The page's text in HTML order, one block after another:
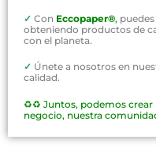
✓ Con Eccopaper®,
obteniendo productos de
con el planeta.
✓ Únete a nosotros en
calidad.
♻️♻️ Juntos, podemos
negocio, nuestra